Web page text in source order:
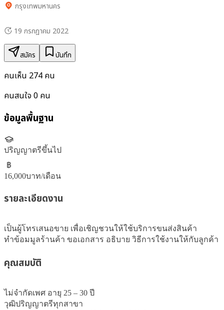
กรุงเทพมหานคร
19 กรกฎาคม 2022
สมัคร บันทึก
คนเห็น 274 คน
คนสนใจ 0 คน
ข้อมูลพื้นฐาน
ปริญญาตรีขึ้นไป
฿
16,000บาท/เดือน
รายละเอียดงาน
เป็นผู้โทรเสนอขาย เพื่อเชิญชวนให้ใช้บริการขนส่งสินค้า
ทำข้อมมูลร้านค้า ขอเอกสาร อธิบาย วิธีการใช้งานให้กับลูกค้า
คุณสมบัติ
ไม่จำกัดเพศ อายุ 25 – 30 ปี
วุฒิปริญญาตรีทุกสาขา